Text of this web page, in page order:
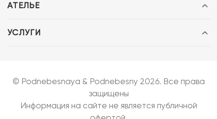
АТЕЛЬЕ
УСЛУГИ
© Podnebesnaya & Podnebesny 2026. Все права
защищены
Информация на сайте не является публичной